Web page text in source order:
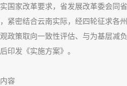
家改革要求，省发展改革委会同
紧密结合云南实际，经四轮征求各
政策取向一致性评估、与为基层减
印发《实施方案》。
容